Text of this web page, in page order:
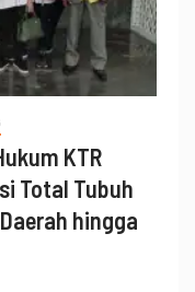
KTR
Total Tubuh
hingga